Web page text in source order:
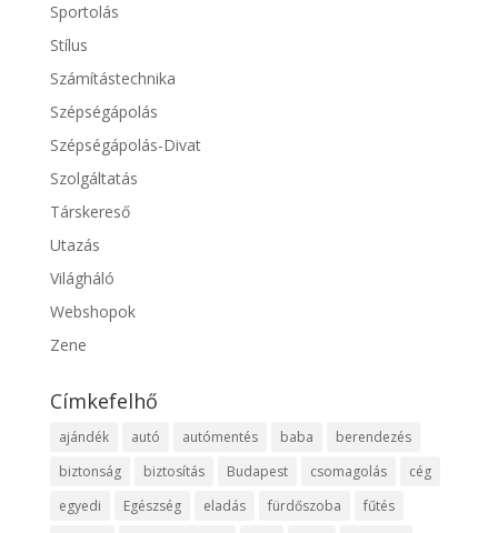
Sportolás
Stílus
Számítástechnika
Szépségápolás
Szépségápolás-Divat
Szolgáltatás
Társkereső
Utazás
Világháló
Webshopok
Zene
Címkefelhő
ajándék autó autómentés baba
berendezés
biztonság
biztosítás Budapest csomagolás
cég
egyedi
Egészség eladás fürdőszoba
fűtés